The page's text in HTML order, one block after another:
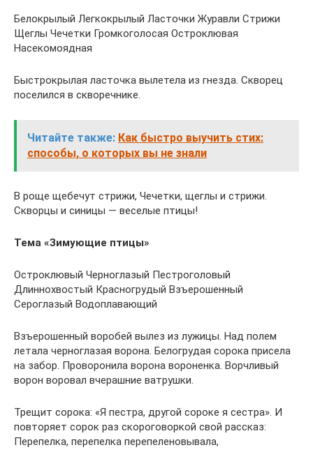
Белокрылый Легкокрылый Ласточки Журавли Стрижи
Щеглы Чечетки Громкоголосая Остроклювая
Насекомоядная
Быстрокрылая ласточка вылетела из гнезда. Скворец
поселился в скворечнике.
Читайте также: Как быстро выучить стих:
способы, о которых вы не знали
В роще щебечут стрижи, Чечетки, щеглы и стрижи.
Скворцы и синицы — веселые птицы!
Тема «Зимующие птицы»
Остроклювый Черноглазый Пестроголовый
Длиннохвостый Красногрудый Взъерошенный
Сероглазый Водоплавающий
Взъерошенный воробей вылез из лужицы. Над полем
летала черноглазая ворона. Белогрудая сорока присела
на забор. Проворонила ворона вороненка. Ворчливый
ворон воровал вчерашние ватрушки.
Трещит сорока: «Я пестра, другой сороке я сестра». И
повторяет сорок раз скороговоркой свой рассказ:
Перепелка, перепелка перепеленовывала,